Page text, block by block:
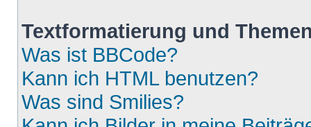
Textformatierung und
Was ist BBCode?
Kann ich HTML benutzen?
Was sind Smilies?